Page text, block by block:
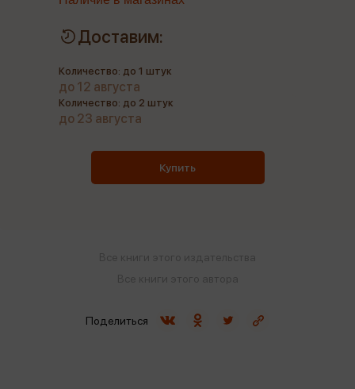
Доставим:
Количество: до 1 штук
до 12 августа
Количество: до 2 штук
до 23 августа
Купить
Поделиться